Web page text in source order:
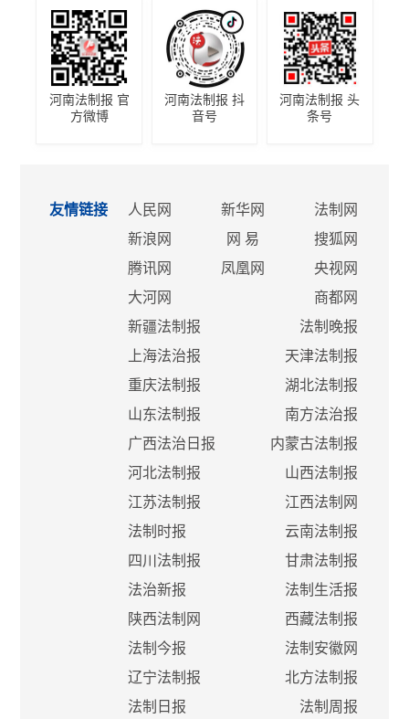
河南法制报 官
方微博
河南法制报 抖
音号
河南法制报 头
条号
友情链接 人民网 新华网
法制网
新浪网
网 易
搜狐网
腾讯网
凤凰网
央视网
大河网
商都网
新疆法制报
法制晚报
上海法治报
天津法制报
重庆法制报
湖北法制报
山东法制报
南方法治报
广西法治日报
内蒙古法制报
河北法制报
山西法制报
江苏法制报
江西法制网
法制时报
云南法制报
四川法制报
甘肃法制报
法治新报
法制生活报
陕西法制网
西藏法制报
法制今报
法制安徽网
辽宁法制报
北方法制报
法制日报
法制周报